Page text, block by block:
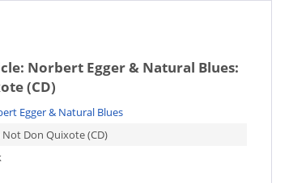
Norbert Egger & Natural Blues:
(CD)
Egger & Natural Blues
Not Don Quixote (CD)